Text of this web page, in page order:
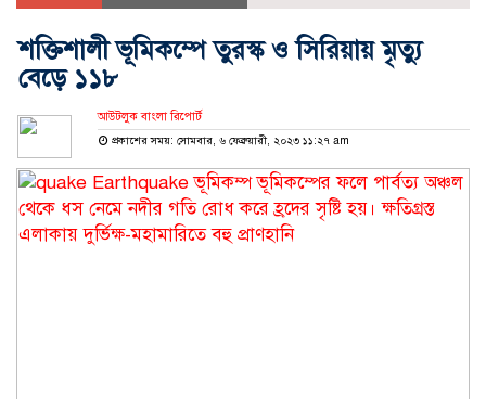
শক্তিশালী ভূমিকম্পে তুরস্ক ও সিরিয়ায় মৃত্যু
বেড়ে ১১৮
আউটলুক বাংলা রিপোর্ট
প্রকাশের সময়: সোমবার, ৬ ফেব্রুয়ারী, ২০২৩ ১১:২৭ am